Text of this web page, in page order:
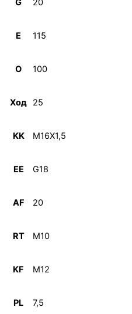
G 20
E 115
O 100
Ход 25
KK M16X1,5
EE G18
AF 20
RT M10
KF M12
PL 7,5